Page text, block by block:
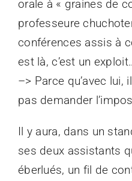
orale à « graines de
professeure
conférences assis à
est là, c’est un
–> Parce qu’avec lui,
pas demander
Il y aura, dans un
ses deux assistants
éberlués, un fil de